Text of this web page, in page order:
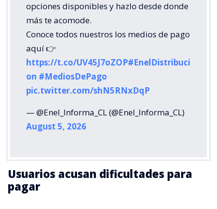
opciones disponibles y hazlo desde donde
más te acomode.
Conoce todos nuestros los medios de pago
aquí 👉
https://t.co/UV45J7oZOP#EnelDistribuci
on #MediosDePago
pic.twitter.com/shN5RNxDqP
— @Enel_Informa_CL (@Enel_Informa_CL)
August 5, 2026
Usuarios acusan dificultades para
pagar